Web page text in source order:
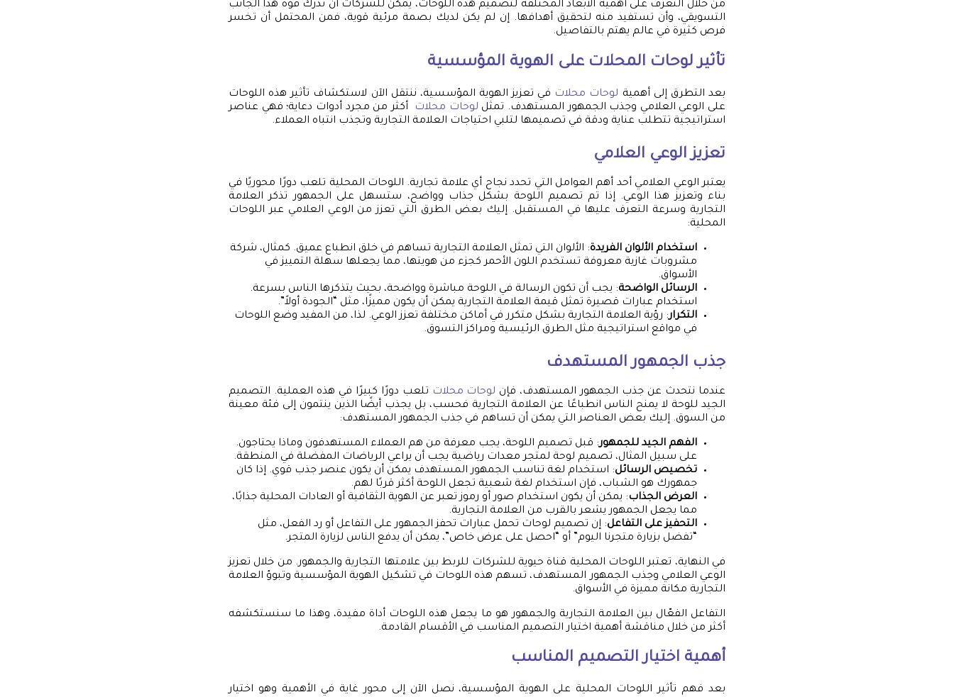
من خلال التعرف على أهمية الأبعاد المختلفة لتصميم هذه اللوحات، يمكن للشركات أن تدرك قوة هذا الجانب
التسويقي، وأن تستفيد منه لتحقيق أهدافها. إن لم يكن لديك بصمة مرئية قوية، فمن المحتمل أن تخسر
فرص كثيرة في عالم يهتم بالتفاصيل.
تأثير لوحات المحلات على الهوية المؤسسية
بعد التطرق إلى أهمية لوحات محلات في تعزيز الهوية المؤسسية، ننتقل الآن لاستكشاف تأثير هذه اللوحات
على الوعي العلامي وجذب الجمهور المستهدف. تمثل لوحات محلات
أكثر من مجرد أدوات دعاية؛ فهي عناصر
استراتيجية تتطلب عناية ودقة في تصميمها لتلبي احتياجات العلامة التجارية وتجذب انتباه العملاء.
تعزيز الوعي العلامي
يعتبر الوعي العلامي أحد أهم العوامل التي تحدد نجاح أي علامة تجارية. اللوحات المحلية تلعب دورًا محوريًا في
بناء وتعزيز هذا الوعي. إذا تم تصميم اللوحة بشكل جذاب وواضح، ستسهل على الجمهور تذكر العلامة
التجارية وسرعة التعرف عليها في المستقبل. إليك بعض الطرق التي تعزز من الوعي العلامي عبر اللوحات
المحلية:
استخدام الألوان الفريدة: الألوان التي تمثل العلامة التجارية تساهم في خلق انطباع عميق. كمثال، شركة
مشروبات غازية معروفة تستخدم اللون الأحمر كجزء من هويتها، مما يجعلها سهلة التمييز في
الأسواق.
الرسائل الواضحة: يجب أن تكون الرسالة في اللوحة مباشرة وواضحة، بحيث يتذكرها الناس بسرعة.
استخدام عبارات قصيرة تمثل قيمة العلامة التجارية يمكن أن يكون مميزًا، مثل “الجودة أولاً”.
التكرار: رؤية العلامة التجارية بشكل متكرر في أماكن مختلفة تعزز الوعي. لذا، من المفيد وضع اللوحات
في مواقع استراتيجية مثل الطرق الرئيسية ومراكز التسوق.
جذب الجمهور المستهدف
عندما نتحدث عن جذب الجمهور المستهدف، فإن لوحات محلات تلعب دورًا كبيرًا في هذه العملية. التصميم
الجيد للوحة لا يمنح الناس انطباعًا عن العلامة التجارية فحسب، بل يجذب أيضًا الذين ينتمون إلى فئة معينة
من السوق. إليك بعض العناصر التي يمكن أن تساهم في جذب الجمهور المستهدف:
الفهم الجيد للجمهور: قبل تصميم اللوحة، يجب معرفة من هم العملاء المستهدفون وماذا يحتاجون.
على سبيل المثال، تصميم لوحة لمتجر معدات رياضية يجب أن يراعي الرياضات المفضلة في المنطقة.
تخصيص الرسائل: استخدام لغة تناسب الجمهور المستهدف يمكن أن يكون عنصر جذب قوي. إذا كان
جمهورك هو الشباب، فإن استخدام لغة شعبية تجعل اللوحة أكثر قربًا لهم.
العرض الجذاب: يمكن أن يكون استخدام صور أو رموز تعبر عن الهوية الثقافية أو العادات المحلية جذابًا،
مما يجعل الجمهور يشعر بالقرب من العلامة التجارية.
التحفيز على التفاعل: إن تصميم لوحات تحمل عبارات تحفز الجمهور على التفاعل أو رد الفعل، مثل
“تفضل بزيارة متجرنا اليوم” أو “احصل على عرض خاص”، يمكن أن يدفع الناس لزيارة المتجر.
في النهاية، تعتبر اللوحات المحلية قناة حيوية للشركات للربط بين علامتها التجارية والجمهور. من خلال تعزيز
الوعي العلامي وجذب الجمهور المستهدف، تسهم هذه اللوحات في تشكيل الهوية المؤسسية وتبوؤ العلامة
التجارية مكانة مميزة في الأسواق.
التفاعل الفعّال بين العلامة التجارية والجمهور هو ما يجعل هذه اللوحات أداة مفيدة، وهذا ما سنستكشفه
أكثر من خلال مناقشة أهمية اختيار التصميم المناسب في الأقسام القادمة.
أهمية اختيار التصميم المناسب
بعد فهم تأثير اللوحات المحلية على الهوية المؤسسية، نصل الآن إلى محور غاية في الأهمية وهو اختيار